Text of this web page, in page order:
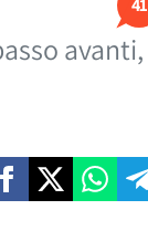
41
avanti,